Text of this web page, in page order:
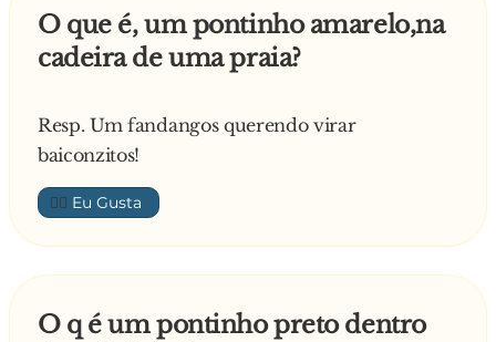
O que é, um pontinho amarelo,na
cadeira de uma praia?
Resp. Um fandangos querendo virar
baiconzitos!
👍🏼
O q é um pontinho preto dentro